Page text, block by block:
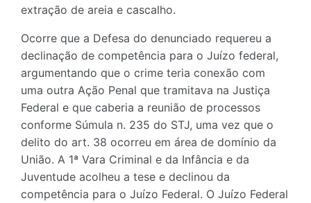
extração de areia e cascalho.
Ocorre que a Defesa do denunciado requereu a
declinação de competência para o Juízo federal,
argumentando que o crime teria conexão com
uma outra Ação Penal que tramitava na Justiça
Federal e que caberia a reunião de processos
conforme Súmula n. 235 do STJ, uma vez que o
delito do art. 38 ocorreu em área de domínio da
União. A 1ª Vara Criminal e da Infância e da
Juventude acolheu a tese e declinou da
competência para o Juízo Federal. O Juízo Federal